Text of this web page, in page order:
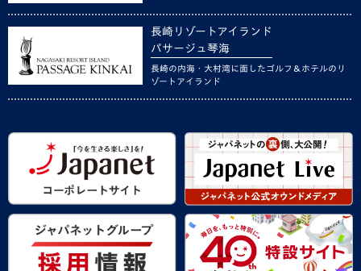
長崎リゾートアイランド
パサージュ琴海
長崎の内海・大村湾に面したゴルフ＆ホテルのリ
ゾートアイランド